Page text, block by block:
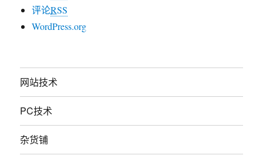
评论RSS
WordPress.org
网站技术
PC技术
杂货铺